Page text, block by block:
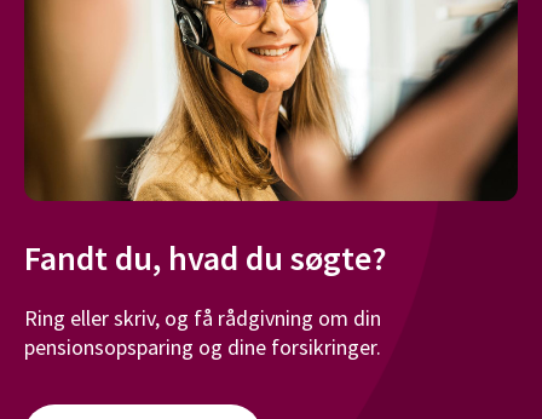
Fandt du, hvad du søgte?
Ring eller skriv, og få rådgivning om din
pensionsopsparing og dine forsikringer.